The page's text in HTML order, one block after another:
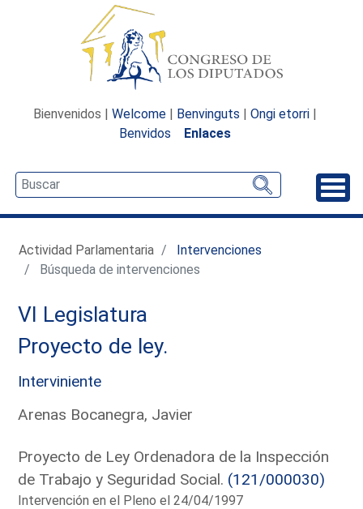
Bienvenidos | Welcome | Benvinguts | Ongi etorri |
Benvidos
Enlaces
Actividad Parlamentaria
Intervenciones
Búsqueda de intervenciones
VI Legislatura
Proyecto de ley.
Interviniente
Arenas Bocanegra, Javier
Proyecto de Ley Ordenadora de la Inspección
de Trabajo y Seguridad Social. (121/000030)
Intervención en el Pleno el 24/04/1997